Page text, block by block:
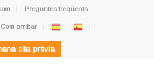
Preguntes freqüents
arribar
cita prèvia